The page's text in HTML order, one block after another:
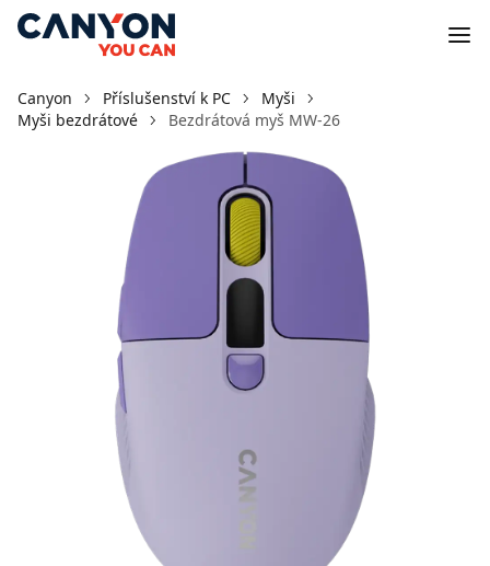
Canyon Příslušenství k PC
Myši
Myši bezdrátové
Bezdrátová myš MW-26